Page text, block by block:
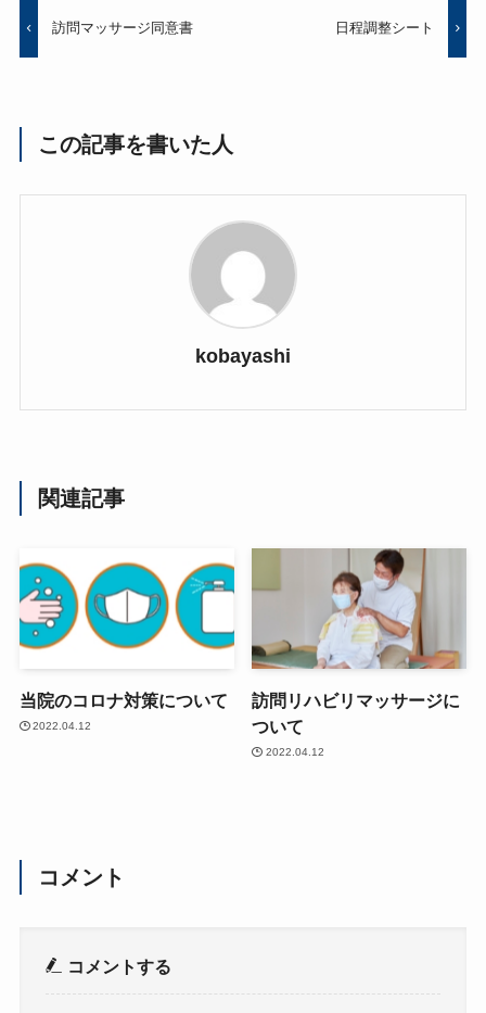
訪問マッサージ同意書 日程調整シート
この記事を書いた人
kobayashi
関連記事
当院のコロナ対策について
2022.04.12
訪問リハビリマッサージに
ついて
2022.04.12
コメント
コメントする